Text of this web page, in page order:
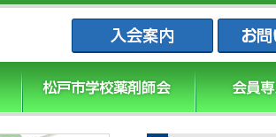
まつやく｜松戸市薬剤師